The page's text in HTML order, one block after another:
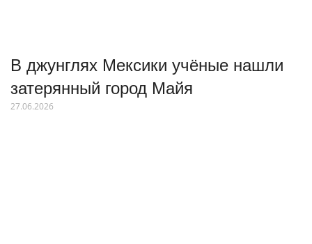
В джунглях Мексики учёные нашли
затерянный город Майя
27.06.2026